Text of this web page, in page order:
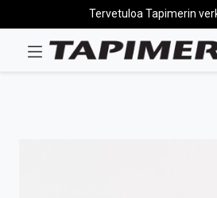
Tervetuloa Tapimerin